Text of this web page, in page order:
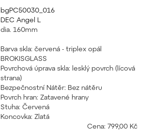
bgPC50030_016
DEC Angel L
dia. 160mm
Barva skla: červená - triplex opál
BROKISGLASS
Povrchová úprava skla: lesklý povrch (lícová
strana)
Bezpečnostní Nátěr: Bez nátěru
Povrch hran: Zatavené hrany
Stuha: Červená
Koncovka: Zlatá
Cena: 799,00 Kč